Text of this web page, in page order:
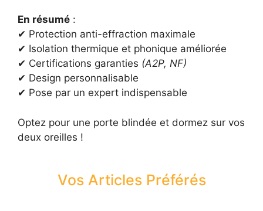
En résumé :
✔ Protection anti-effraction maximale
✔ Isolation thermique et phonique améliorée
✔ Certifications garanties (A2P, NF)
✔ Design personnalisable
✔ Pose par un expert indispensable
Optez pour une porte blindée et dormez sur vos
deux oreilles !
Vos Articles Préférés